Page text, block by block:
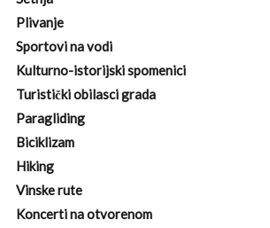
Plivanje
Sportovi na vodi
Kulturno-istorijski spomenici
Turistički obilasci grada
Paragliding
Biciklizam
Hiking
Vinske rute
Koncerti na otvorenom